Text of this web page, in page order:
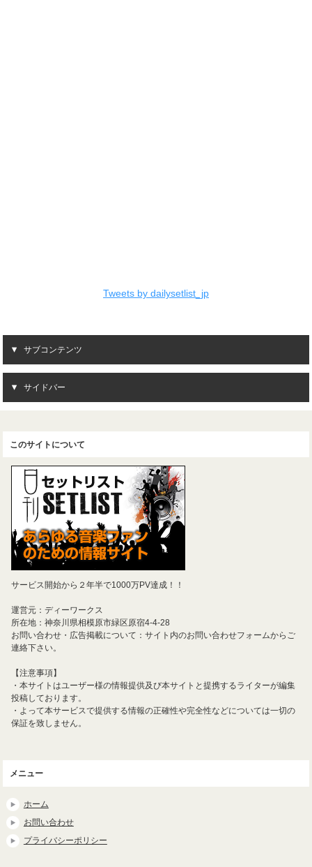
Tweets by dailysetlist_jp
サブコンテンツ
サイドバー
このサイトについて
サービス開始から２年半で1000万PV達成！！
運営元：ディーワークス
所在地：神奈川県相模原市緑区原宿4-4-28
お問い合わせ・広告掲載について：サイト内のお問い合わせフォームからご
連絡下さい。
【注意事項】
・本サイトはユーザー様の情報提供及び本サイトと提携するライターが編集
投稿しております。
・よって本サービスで提供する情報の正確性や完全性などについては一切の
保証を致しません。
メニュー
ホーム
お問い合わせ
プライバシーポリシー